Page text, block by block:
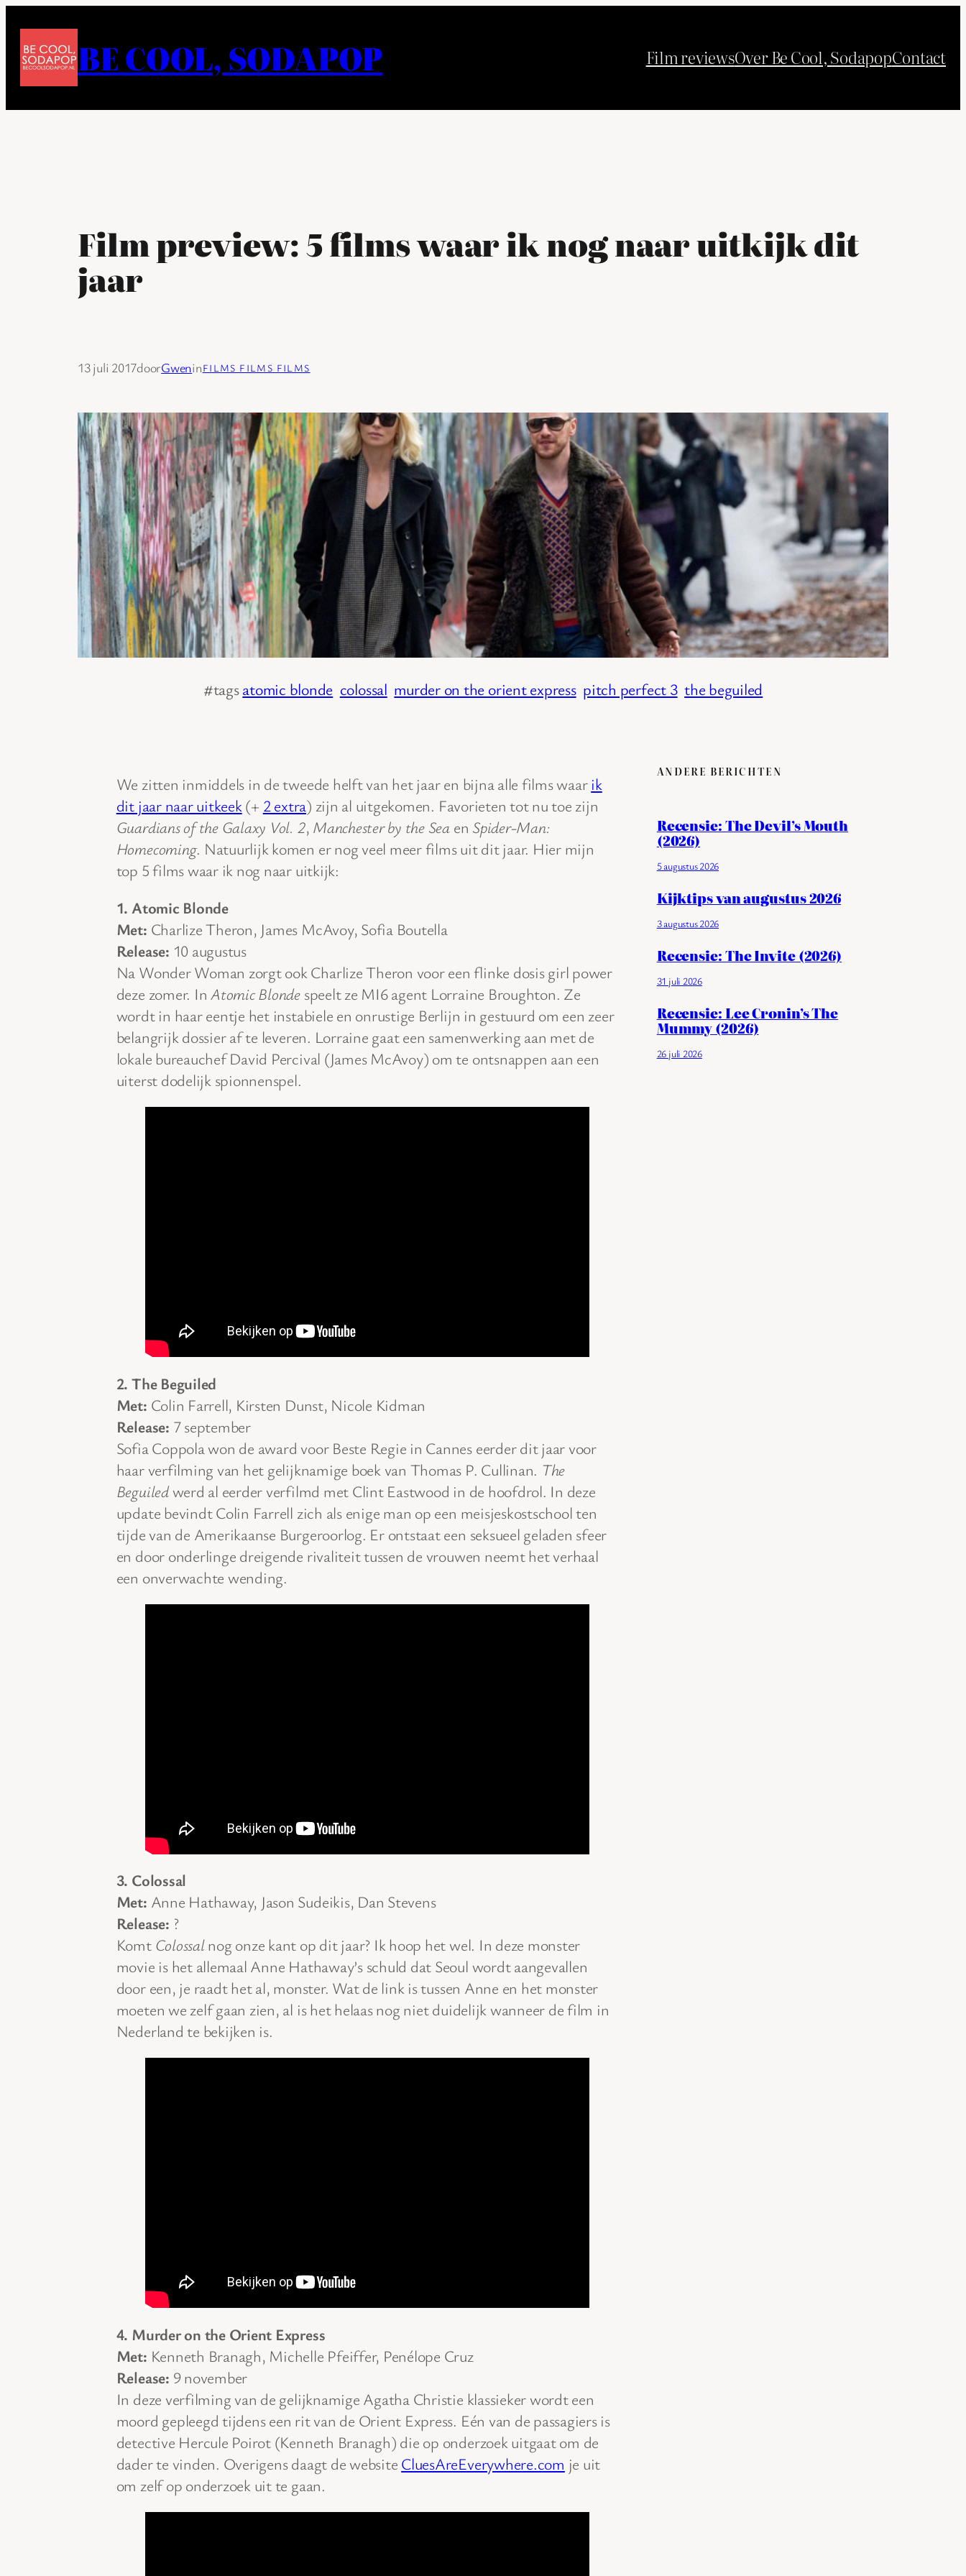
de
BE COOL, SODAPOP Film reviewsOver Be Cool, SodapopContact
Film preview: 5 films waar ik nog naar uitkijk dit
jaar
13 juli 2017doorGweninFILMS FILMS FILMS
#tagsatomic blonde colossal murder on the orient express pitch perfect 3 the beguiled
We zitten inmiddels in de tweede helft van het jaar en bijna alle films waar ik
dit jaar naar uitkeek(+ 2 extra) zijn al uitgekomen. Favorieten tot nu toe zijn
Guardians of the Galaxy Vol. 2, Manchester by the Sea en Spider-Man:
Homecoming. Natuurlijk komen er nog veel meer films uit dit jaar. Hier mijn
top 5 films waar ik nog naar uitkijk:
1. Atomic Blonde
Met: Charlize Theron, James McAvoy, Sofia Boutella
Release: 10 augustus
Na Wonder Woman zorgt ook Charlize Theron voor een flinke dosis girl power
deze zomer. InAtomic Blonde speelt ze MI6 agent Lorraine Broughton. Ze
wordt in haar eentje het instabiele en onrustige Berlijn in gestuurd om een zeer
belangrijk dossier af te leveren. Lorraine gaat een samenwerking aan met de
lokale bureauchef David Percival (James McAvoy) om te ontsnappen aan een
uiterst dodelijk spionnenspel.
2. The Beguiled
Met: Colin Farrell, Kirsten Dunst, Nicole Kidman
Release: 7 september
Sofia Coppola won de award voor Beste Regie in Cannes eerder dit jaar voor
haar verfilming van het gelijknamige boek van Thomas P. Cullinan. The
Beguiledwerd al eerder verfilmd met Clint Eastwood in de hoofdrol. In deze
update bevindt Colin Farrell zich als enige man op een meisjeskostschool ten
tijde van de Amerikaanse Burgeroorlog. Er ontstaat een seksueel geladen sfeer
en door onderlinge dreigende rivaliteit tussen de vrouwen neemt het verhaal
een onverwachte wending.
3. Colossal
Met: Anne Hathaway, Jason Sudeikis, Dan Stevens
Release: ?
Komt Colossalnog onze kant op dit jaar? Ik hoop het wel. In deze monster
movie is het allemaal Anne Hathaway’s schuld dat Seoul wordt aangevallen
door een, je raadt het al, monster. Wat de link is tussen Anne en het monster
moeten we zelf gaan zien, al is het helaas nog niet duidelijk wanneer de film in
Nederland te bekijken is.
4. Murder on the Orient Express
Met: Kenneth Branagh, Michelle Pfeiffer, Penélope Cruz
Release: 9 november
In deze verfilming van de gelijknamige Agatha Christie klassieker wordt een
moord gepleegd tijdens een rit van de Orient Express. Eén van de passagiers is
detective Hercule Poirot (Kenneth Branagh) die op onderzoek uitgaat om de
dader te vinden. Overigens daagt de website CluesAreEverywhere.com je uit
om zelf op onderzoek uit te gaan.
ANDERE BERICHTEN
Recensie: The Devil’s Mouth
(2026)
5 augustus 2026
Kijktips van augustus 2026
3 augustus 2026
Recensie: The Invite (2026)
31 juli 2026
Recensie: Lee Cronin’s The
Mummy (2026)
26 juli 2026